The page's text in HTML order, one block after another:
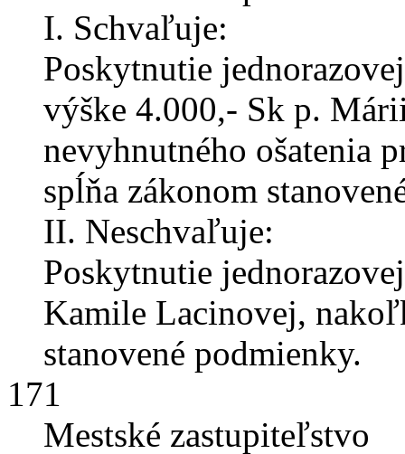
I. Schvaľuje:
Poskytnutie
výške 4.000,- Sk p.
nevyhnutného ošatenia
spĺňa zákonom
II. Neschvaľuje:
Poskytnutie
Kamile Lacinovej,
stanovené podmienky.
171
Mestské zastupiteľstvo